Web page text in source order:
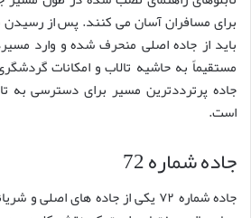
برای مسافران آسان می کنند. پس از رسیدن
باید از جاده اصلی منحرف شده و وارد
مستقیماً به حاشیه تالاب و امکانات
جاده پرترددترین مسیر برای دسترسی به
است.
جاده شماره 72
جاده شماره ۷۲ یکی از جاده های